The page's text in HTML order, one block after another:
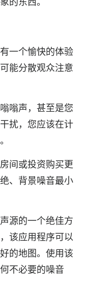
一个愉快的体验
能分散观众注意
嗡声，甚至是您
扰，您应该在计
间或投资购买更
、背景噪音最小
源的一个绝佳方
该应用程序可以
的地图。使用该
不必要的噪音